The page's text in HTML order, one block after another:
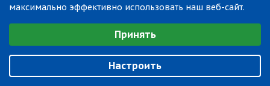
максимально эффективно использовать наш веб-сайт.
Выберите настройки cookie
Аналитические/Функциональные
Принять
Настроить